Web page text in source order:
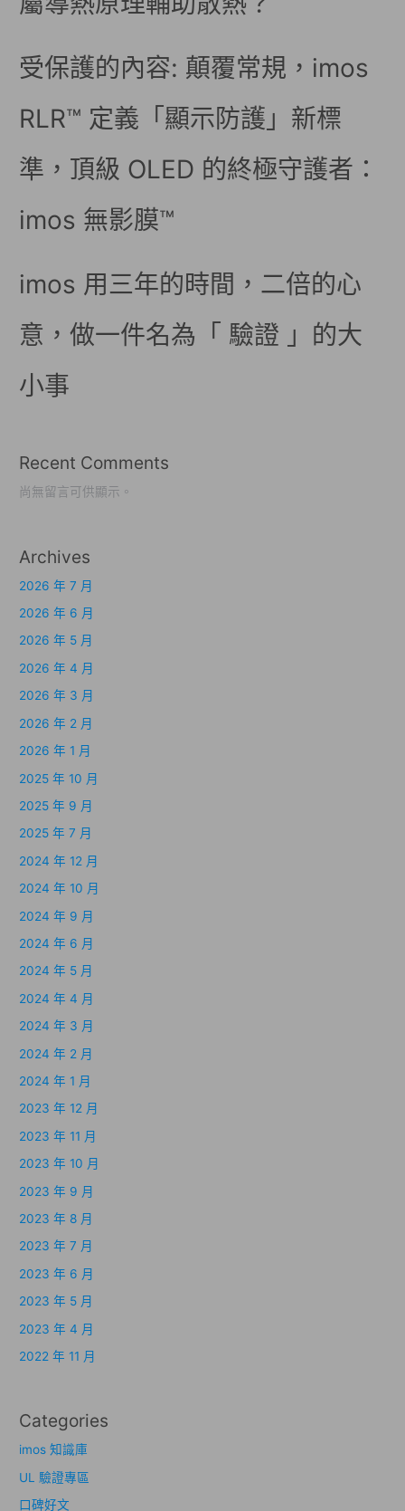
受保護的內容: 顛覆常規，imos
RLR™ 定義「顯示防護」新標
準，頂級 OLED 的終極守護者：
imos 無影膜™
imos 用三年的時間，二倍的心
意，做一件名為「 驗證 」的大
小事
Recent Comments
尚無留言可供顯示。
Archives
2026 年 7 月
2026 年 6 月
2026 年 5 月
2026 年 4 月
2026 年 3 月
2026 年 2 月
2026 年 1 月
2025 年 10 月
2025 年 9 月
2025 年 7 月
2024 年 12 月
2024 年 10 月
2024 年 9 月
2024 年 6 月
2024 年 5 月
2024 年 4 月
2024 年 3 月
2024 年 2 月
2024 年 1 月
2023 年 12 月
2023 年 11 月
2023 年 10 月
2023 年 9 月
2023 年 8 月
2023 年 7 月
2023 年 6 月
2023 年 5 月
2023 年 4 月
2022 年 11 月
Categories
imos 知識庫
UL 驗證專區
口碑好文